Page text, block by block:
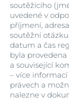
soutěžícího
uvedené v
příjmení,
soutěžní
datum a čas
byla
a související
– více
právech a
nalezne v